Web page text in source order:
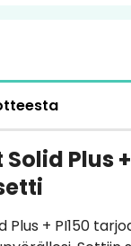
Plus
Plus + PI150